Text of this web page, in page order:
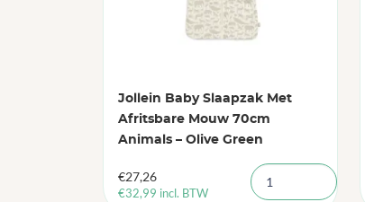
Jollein Baby Slaapzak Met
Afritsbare Mouw 70cm
Animals – Olive Green
€27,26
€32,99 incl. BTW